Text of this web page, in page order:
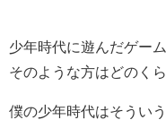
少年時代に遊んだゲー
そのような方はどのく
僕の少年時代はそうい